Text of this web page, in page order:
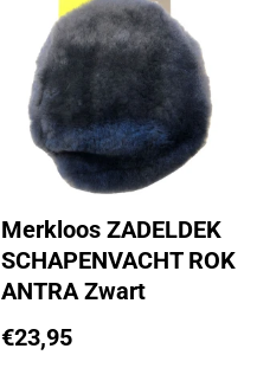
Merkloos ZADELDEK
SCHAPENVACHT ROK
ANTRA Zwart
€23,95